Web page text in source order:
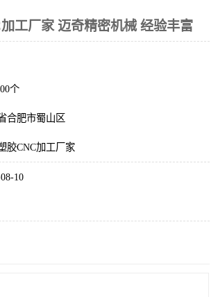
工厂家 迈奇精密机械 经验丰富
个
合肥市蜀山区
胶CNC加工厂家
10